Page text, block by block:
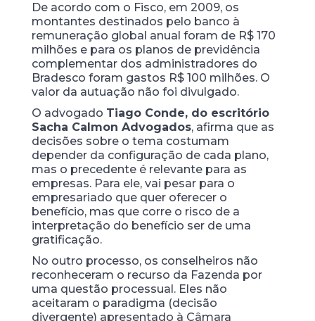
De acordo com o Fisco, em 2009, os
montantes destinados pelo banco à
remuneração global anual foram de R$ 170
milhões e para os planos de previdência
complementar dos administradores do
Bradesco foram gastos R$ 100 milhões. O
valor da autuação não foi divulgado.
O advogado Tiago Conde, do escritório
Sacha Calmon Advogados, afirma que as
decisões sobre o tema costumam
depender da configuração de cada plano,
mas o precedente é relevante para as
empresas. Para ele, vai pesar para o
empresariado que quer oferecer o
benefício, mas que corre o risco de a
interpretação do benefício ser de uma
gratificação.
No outro processo, os conselheiros não
reconheceram o recurso da Fazenda por
uma questão processual. Eles não
aceitaram o paradigma (decisão
divergente) apresentado à Câmara